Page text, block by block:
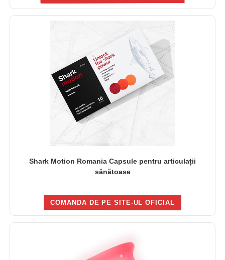
Shark Motion Romania Capsule pentru articulații
sănătoase
COMANDA DE PE SITE-UL OFICIAL